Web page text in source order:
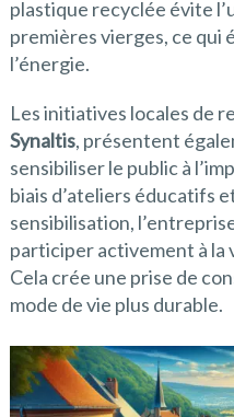
plastique recyclée évite
premières vierges, ce qui
l’énergie.
Les initiatives locales de
Synaltis, présentent
sensibiliser le public à
biais d’ateliers éducatifs
sensibilisation,
participer activement à la
Cela crée une prise de
mode de vie plus durable.